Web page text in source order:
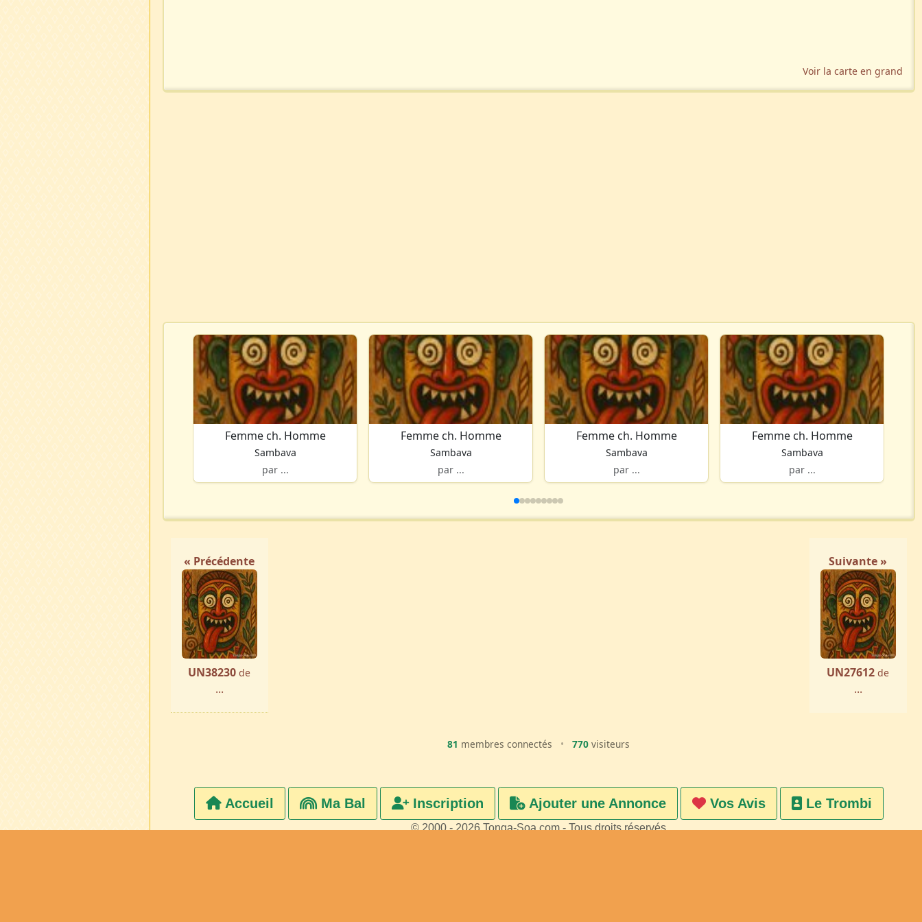
Voir la carte en grand
Femme ch. Homme
Sambava
par ...
Femme ch. Homme
Sambava
par ...
Femme ch. Homme
Sambava
par ...
Femme ch. Homme
Sambava
par ...
« Précédente
UN38230 de
...
Suivante »
UN27612 de
...
81 membres connectés • 770 visiteurs
Accueil Ma Bal Inscription Ajouter une Annonce Vos Avis Le Trombi
© 2000 - 2026 Tonga-Soa.com - Tous droits réservés